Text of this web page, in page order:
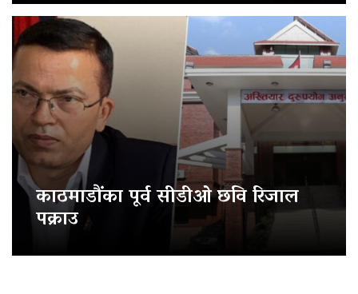
काठमाडौंका पूर्व सीडीओ छवि रिजाल
पक्राउ